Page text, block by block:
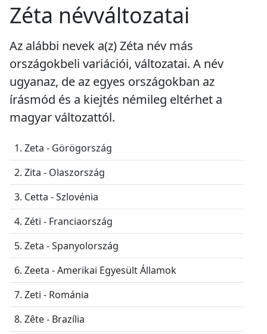
Zéta névváltozatai
Az alábbi nevek a(z) Zéta név más
országokbeli variációi, változatai. A név
ugyanaz, de az egyes országokban az
írásmód és a kiejtés némileg eltérhet a
magyar változattól.
1. Zeta - Görögország
2. Zita - Olaszország
3. Cetta - Szlovénia
4. Zéti - Franciaország
5. Zeta - Spanyolország
6. Zeeta - Amerikai Egyesült Államok
7. Zeti - Románia
8. Zête - Brazília